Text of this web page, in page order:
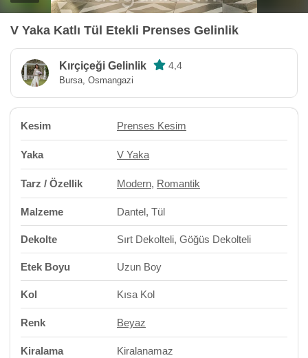
V Yaka Katlı Tül Etekli Prenses Gelinlik
Kırçiçeği Gelinlik 4,4
Bursa, Osmangazi
Kesim Prenses Kesim
Yaka V Yaka
Tarz / Özellik Modern, Romantik
Malzeme Dantel, Tül
Dekolte Sırt Dekolteli, Göğüs Dekolteli
Etek Boyu Uzun Boy
Kol Kısa Kol
Renk Beyaz
Kiralama Kiralanamaz